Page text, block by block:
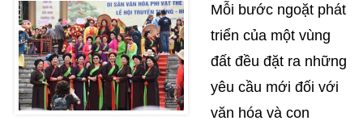
Mỗi bước ngoặt phát
triển của một vùng
đất đều đặt ra những
yêu cầu mới đối với
văn hóa và con